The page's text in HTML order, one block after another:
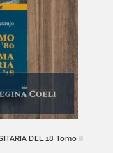
DEL 18 Tomo II